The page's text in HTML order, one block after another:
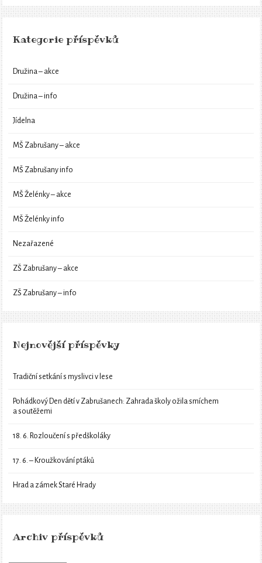
Kategorie příspěvků
Družina – akce
Družina – info
Jídelna
MŠ Zabrušany – akce
MŠ Zabrušany info
MŠ Želénky – akce
MŠ Želénky info
Nezařazené
ZŠ Zabrušany – akce
ZŠ Zabrušany – info
Nejnovější příspěvky
Tradiční setkání s myslivci v lese
Pohádkový Den dětí v Zabrušanech: Zahrada školy ožila smíchem
a soutěžemi
18. 6. Rozloučení s předškoláky
17. 6. – Kroužkování ptáků
Hrad a zámek Staré Hrady
Archiv příspěvků